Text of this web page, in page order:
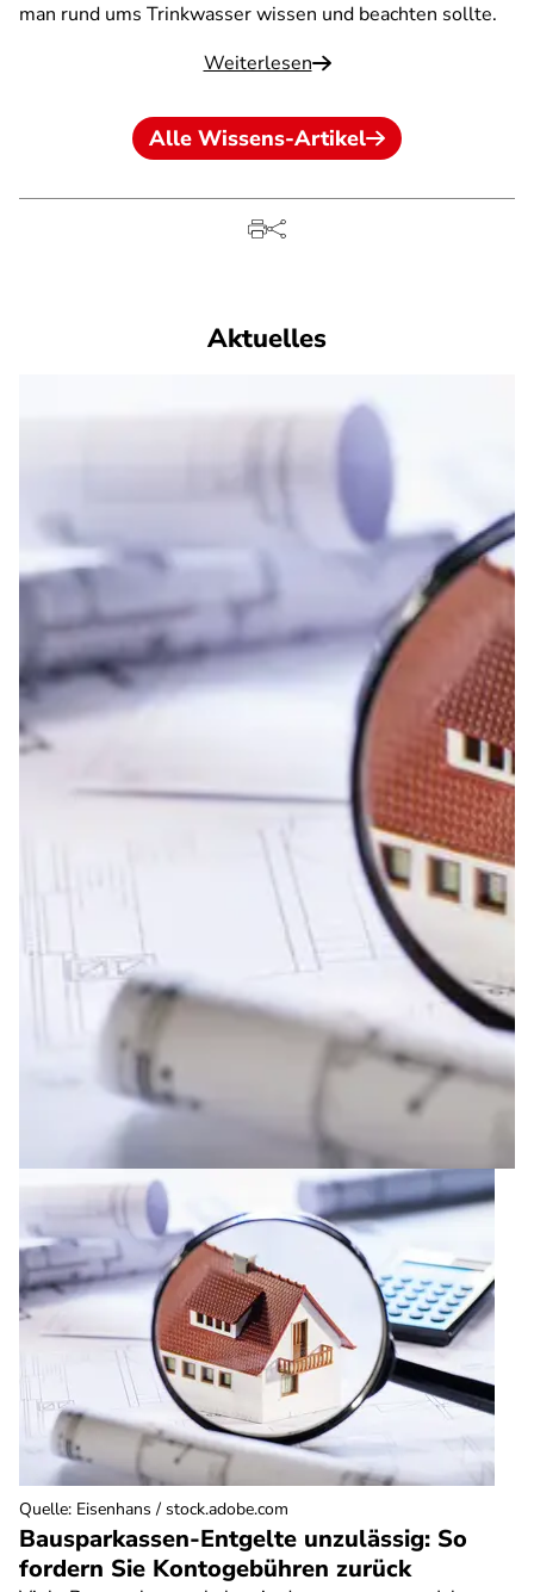
man rund ums Trinkwasser wissen und beachten sollte.
Weiterlesen
Alle Wissens-Artikel
Aktuelles
Bausparkassen-Entgelte unzulässig: So
fordern Sie Kontogebühren zurück
Quelle: Eisenhans / stock.adobe.com